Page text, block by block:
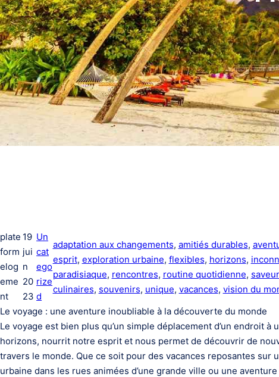
plate
form
elog
eme
nt
19
jui
n
20
23
Un
cat
ego
rize
d
adaptation aux changements, amitiés durables,
esprit, exploration urbaine, flexibles, horizons,
paradisiaque, rencontres, routine quotidienne,
culinaires, souvenirs, unique, vacances, vision du
Le voyage : une aventure inoubliable à la découverte du monde
Le voyage est bien plus qu’un simple déplacement d’un endroit
horizons, nourrit notre esprit et nous permet de découvrir de
travers le monde. Que ce soit pour des vacances reposantes sur
urbaine dans les rues animées d’une grande ville ou une